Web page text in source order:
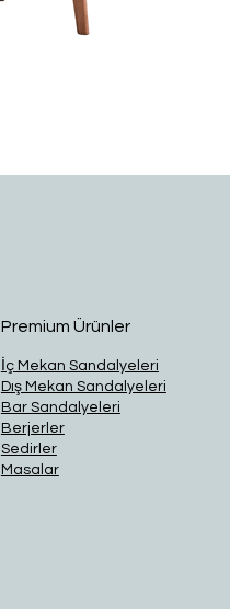
Premium Ürünler
İç Mekan Sandalyeleri
Dış Mekan Sandalyeleri
Bar Sandalyeleri
Berjerler
Sedirler
Masalar